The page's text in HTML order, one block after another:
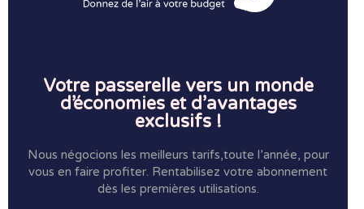
Votre passerelle vers un monde
d’économies et d’avantages
exclusifs !
Nous négocions les meilleurs tarifs,toute l’année, pour
vous en faire profiter. Rentabilisez votre abonnement
dès les premières utilisations.